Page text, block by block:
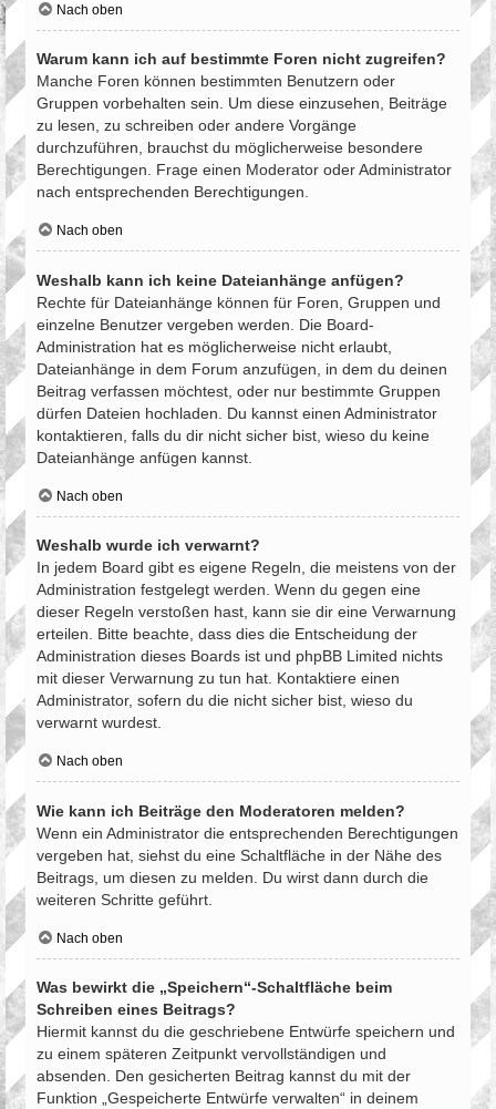
Nach oben
Warum kann ich auf bestimmte Foren nicht zugreifen?
Manche Foren können bestimmten Benutzern oder
Gruppen vorbehalten sein. Um diese einzusehen, Beiträge
zu lesen, zu schreiben oder andere Vorgänge
durchzuführen, brauchst du möglicherweise besondere
Berechtigungen. Frage einen Moderator oder Administrator
nach entsprechenden Berechtigungen.
Nach oben
Weshalb kann ich keine Dateianhänge anfügen?
Rechte für Dateianhänge können für Foren, Gruppen und
einzelne Benutzer vergeben werden. Die Board-
Administration hat es möglicherweise nicht erlaubt,
Dateianhänge in dem Forum anzufügen, in dem du deinen
Beitrag verfassen möchtest, oder nur bestimmte Gruppen
dürfen Dateien hochladen. Du kannst einen Administrator
kontaktieren, falls du dir nicht sicher bist, wieso du keine
Dateianhänge anfügen kannst.
Nach oben
Weshalb wurde ich verwarnt?
In jedem Board gibt es eigene Regeln, die meistens von der
Administration festgelegt werden. Wenn du gegen eine
dieser Regeln verstoßen hast, kann sie dir eine Verwarnung
erteilen. Bitte beachte, dass dies die Entscheidung der
Administration dieses Boards ist und phpBB Limited nichts
mit dieser Verwarnung zu tun hat. Kontaktiere einen
Administrator, sofern du die nicht sicher bist, wieso du
verwarnt wurdest.
Nach oben
Wie kann ich Beiträge den Moderatoren melden?
Wenn ein Administrator die entsprechenden Berechtigungen
vergeben hat, siehst du eine Schaltfläche in der Nähe des
Beitrags, um diesen zu melden. Du wirst dann durch die
weiteren Schritte geführt.
Nach oben
Was bewirkt die „Speichern“-Schaltfläche beim
Schreiben eines Beitrags?
Hiermit kannst du die geschriebene Entwürfe speichern und
zu einem späteren Zeitpunkt vervollständigen und
absenden. Den gesicherten Beitrag kannst du mit der
Funktion „Gespeicherte Entwürfe verwalten“ in deinem